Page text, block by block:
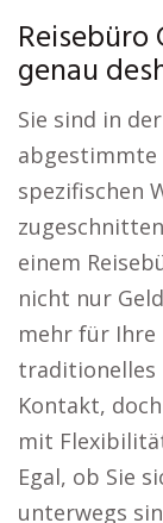
Reisebüro
genau
Sie sind in
abgestimmte
spezifischen
einem
nicht nur
mehr für Ihre
traditionelles
Kontakt,
mit
Egal, ob Sie
unterwegs